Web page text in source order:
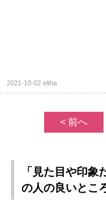
2021-10-02eltha
< 前へ
「見た目や印
の人の良いとこ